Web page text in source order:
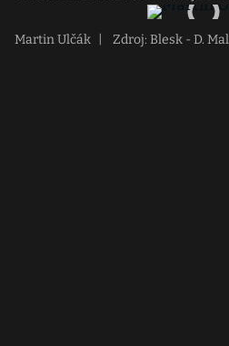
Martin Ulčák Zdroj: Blesk - D.